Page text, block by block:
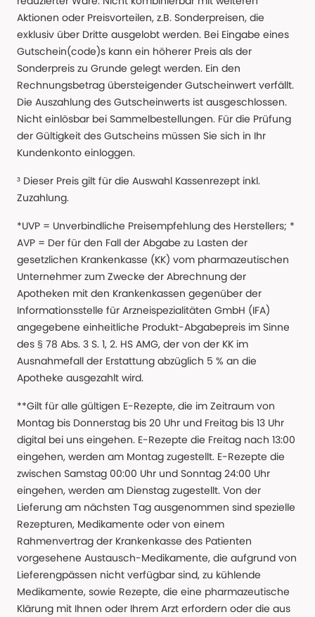
Aktionen oder Preisvorteilen, z.B. Sonderpreisen, die
exklusiv über Dritte ausgelobt werden. Bei Eingabe eines
Gutschein(code)s kann ein höherer Preis als der
Sonderpreis zu Grunde gelegt werden. Ein den
Rechnungsbetrag übersteigender Gutscheinwert verfällt.
Die Auszahlung des Gutscheinwerts ist ausgeschlossen.
Nicht einlösbar bei Sammelbestellungen. Für die Prüfung
der Gültigkeit des Gutscheins müssen Sie sich in Ihr
Kundenkonto einloggen.
³ Dieser Preis gilt für die Auswahl Kassenrezept inkl.
Zuzahlung.
*UVP = Unverbindliche Preisempfehlung des Herstellers; *
AVP = Der für den Fall der Abgabe zu Lasten der
gesetzlichen Krankenkasse (KK) vom pharmazeutischen
Unternehmer zum Zwecke der Abrechnung der
Apotheken mit den Krankenkassen gegenüber der
Informationsstelle für Arzneispezialitäten GmbH (IFA)
angegebene einheitliche Produkt-Abgabepreis im Sinne
des § 78 Abs. 3 S. 1, 2. HS AMG, der von der KK im
Ausnahmefall der Erstattung abzüglich 5 % an die
Apotheke ausgezahlt wird.
**Gilt für alle gültigen E-Rezepte, die im Zeitraum von
Montag bis Donnerstag bis 20 Uhr und Freitag bis 13 Uhr
digital bei uns eingehen. E-Rezepte die Freitag nach 13:00
eingehen, werden am Montag zugestellt. E-Rezepte die
zwischen Samstag 00:00 Uhr und Sonntag 24:00 Uhr
eingehen, werden am Dienstag zugestellt. Von der
Lieferung am nächsten Tag ausgenommen sind spezielle
Rezepturen, Medikamente oder von einem
Rahmenvertrag der Krankenkasse des Patienten
vorgesehene Austausch-Medikamente, die aufgrund von
Lieferengpässen nicht verfügbar sind, zu kühlende
Medikamente, sowie Rezepte, die eine pharmazeutische
Klärung mit Ihnen oder Ihrem Arzt erfordern oder die aus